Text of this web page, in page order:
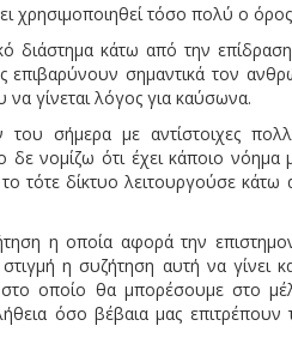
χρησιμοποιηθεί τόσο πολύ ο
διάστημα κάτω από την
σημαντικά τον
γίνεται λόγος για καύσωνα.
του σήμερα με αντίστοιχες
νομίζω ότι έχει κάποιο νόημα
τότε δίκτυο λειτουργούσε κάτω
η οποία αφορά την
η συζήτηση αυτή να γίνει
οποίο θα μπορέσουμε στο
όσο βέβαια μας επιτρέπουν